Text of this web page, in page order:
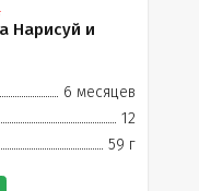
Нарисуй и
6 месяцев
12
59 г